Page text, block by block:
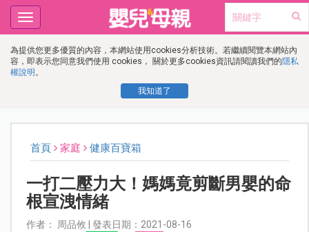
為提供您更多優質的內容，本網站使用cookies分析技術。若繼續閱覽本網站內
容，即表示您同意我們使用 cookies， 關於更多cookies資訊請閱讀我們的隱私
權說明 。
我知道了
Toggle
navigation
首頁 家庭 健康百寶箱
一打二壓力大！媽媽竟剪斷男嬰的命
根宣洩情緒
作者： 周品攸 | 發表日期：2021-08-16